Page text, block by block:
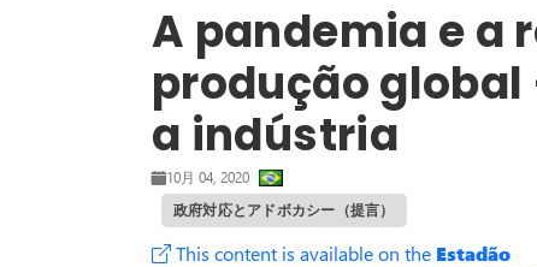
A pandemia e a
produção
a indústria
10月 04, 2020
政府対応とアドボカシー（提言）
This content is available on the Estadão